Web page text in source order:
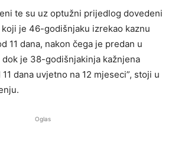
te su uz optužni prijedlog dovedeni
je 46-godišnjaku izrekao kaznu
11 dana, nakon čega je predan u
je 38-godišnjakinja kažnjena
dana uvjetno na 12 mjeseci”, stoji u
Oglas